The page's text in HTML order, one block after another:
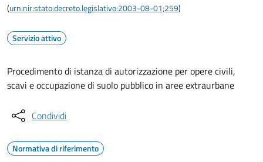
(urn:nir:stato:decreto.legislativo:2003-08-01;259)
Servizio attivo
Procedimento di istanza di autorizzazione per opere civili,
scavi e occupazione di suolo pubblico in aree extraurbane
Condividi
Normativa di riferimento